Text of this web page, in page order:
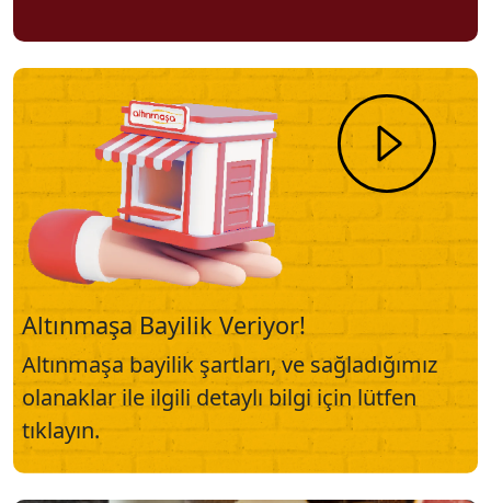
Altınmaşa Bayilik Veriyor!
Altınmaşa bayilik şartları, ve sağladığımız
olanaklar ile ilgili detaylı bilgi için lütfen
tıklayın.